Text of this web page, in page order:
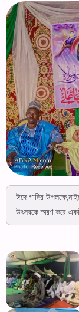
ঈদে গাদির
উৎসবকে স্মরণ করে